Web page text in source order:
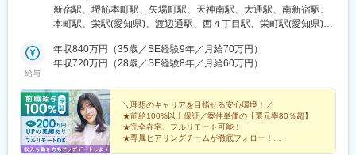
望の働き方ができます！★入社後に本人希望で上京や地方への引
っ越しした方も複数名いて、その人に合った働き方を実現！
東京都新宿区西新宿1-20-3 西新宿高木ビル8F└各線「新宿」駅よ
り徒歩5分【大阪支社】大阪府大阪市中央区安土町2-3-13 大阪国
社】愛知県名古屋市中区栄3-15-33 栄ガスビル13F└各線「栄」駅
より徒歩5分【福岡支社】福岡県福岡市中央区渡辺通5-14-12 南天
神ビル3F└七隈線「天神南」駅より徒歩4分【北海道支社】北海道
札幌市中央区大通西1丁目14-2 桂和大通ビル50 9F└各線「大通」
駅より徒歩3分
新宿駅、堺筋本町駅、矢場町駅、天神南駅、大通駅、南新宿駅、
本町駅、栄駅(愛知県)、渡辺通駅、西４丁目駅、栄町駅(愛知県)、
給与
年収840万円（35歳／SE経験9年／月給70万円）
年収720万円（28歳／SE経験8年／月給60万円）
＼理想のキャリアを目指せる安心環境！／
★前給100%以上保証／案件単価の【還元率80％超】
★完全在宅、フルリモート可能！
★専属ヒアリングチームが徹底フォロー！